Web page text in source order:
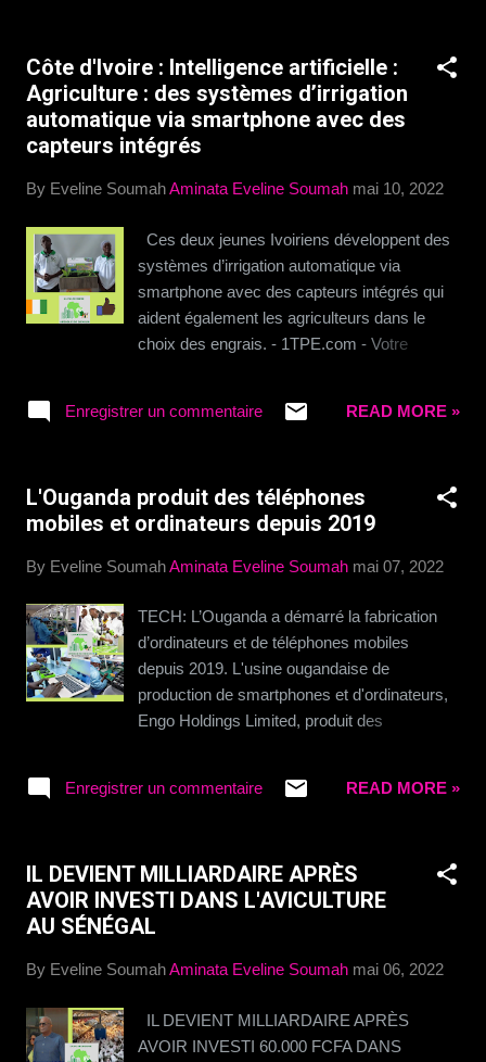
de Mme. Adèle MADIEGA est beaucoup
appréciée des parents qui n'hésitent pas à y
inscrire leurs enfants. Source Agribusiness tv
- 1TPE.com - Votre boutique de produits
Côte d'Ivoire : Intelligence artificielle :
Agriculture : des systèmes d’irrigation
automatique via smartphone avec des
capteurs intégrés
By Eveline SoumahAminata Eveline Soumah mai 10, 2022
Ces deux jeunes Ivoiriens développent des
systèmes d’irrigation automatique via
smartphone avec des capteurs intégrés qui
aident également les agriculteurs dans le
choix des engrais. - 1TPE.com - Votre
Enregistrer un commentaire READ MORE »
L'Ouganda produit des téléphones
mobiles et ordinateurs depuis 2019
By Eveline SoumahAminata Eveline Soumah mai 07, 2022
TECH: L’Ouganda a démarré la fabrication
d’ordinateurs et de téléphones mobiles
depuis 2019. L'usine ougandaise de
production de smartphones et d'ordinateurs,
Engo Holdings Limited, produit des
téléphones en 2020. Elle exporte des
premier smartphone de mesure de la
température en Afrique en août 2020. Il a la
capacité de produire quotidiennement 2 000
smartphones, 800 ordinateurs portables, 2
000 chargeurs, 4 000 câbles USB et 4 000
Enregistrer un commentaire READ MORE »
IL DEVIENT MILLIARDAIRE APRÈS
AVOIR INVESTI DANS L'AVICULTURE
AU SÉNÉGAL
By Eveline SoumahAminata Eveline Soumah mai 06, 2022
IL DEVIENT MILLIARDAIRE APRÈS
AVOIR INVESTI 60.000 FCFA DANS